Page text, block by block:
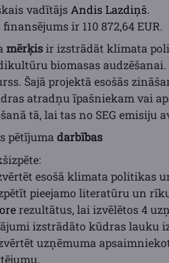
vadītājsAndis Lazdiņš.
ir 110 872,64 EUR.
mērķisir izstrādāt klimata
biomasas
Šajā projektā esošās
atradņu īpašniekam vai
tā, lai tas no SEG
pētījumadarbības
esošā klimata politikas
pieejamo literatūru un
rezultātus, lai izvēlētos 4
izstrādāto kūdras lauku
uzņēmuma